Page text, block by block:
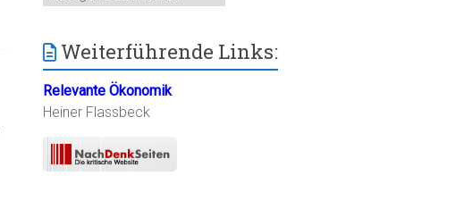
Weiterführende Links:
Relevante Ökonomik
Heiner Flassbeck